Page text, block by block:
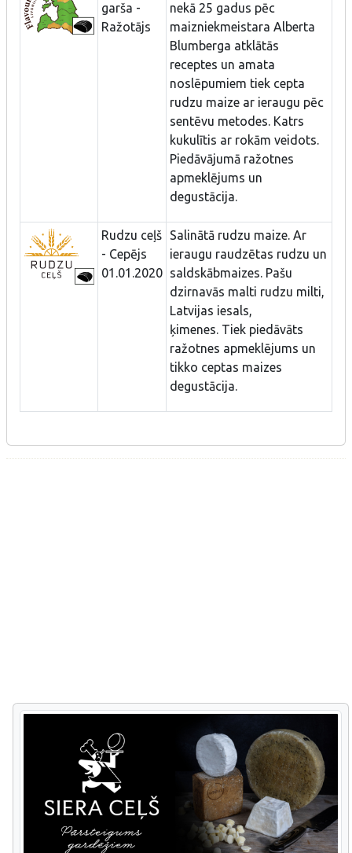
garša -
Ražotājs
nekā 25 gadus pēc
maizniekmeistara Alberta
Blumberga atklātās
receptes un amata
noslēpumiem tiek cepta
rudzu maize ar ieraugu pēc
sentēvu metodes. Katrs
kukulītis ar rokām veidots.
Piedāvājumā ražotnes
apmeklējums un
degustācija.
Rudzu ceļš
- Cepējs
01.01.2020
Salinātā rudzu maize. Ar
ieraugu raudzētas rudzu un
saldskābmaizes. Pašu
dzirnavās malti rudzu milti,
Latvijas iesals,
ķimenes. Tiek piedāvāts
ražotnes apmeklējums un
tikko ceptas maizes
degustācija.